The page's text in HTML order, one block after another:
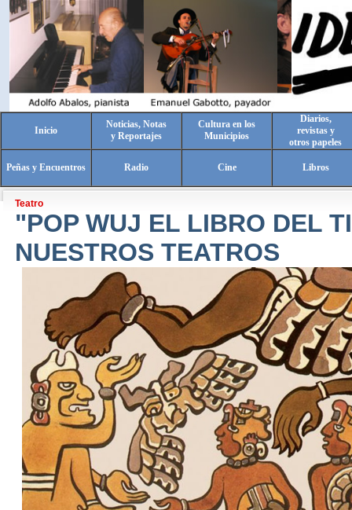
Inicio
Noticias, Notas
y Reportajes
Cultura en los
Municipios
Diarios,
revistas y
otros papeles
Peñas y Encuentros Radio Cine Libros
Teatro
"POP WUJ EL LIBRO DEL
NUESTROS TEATROS